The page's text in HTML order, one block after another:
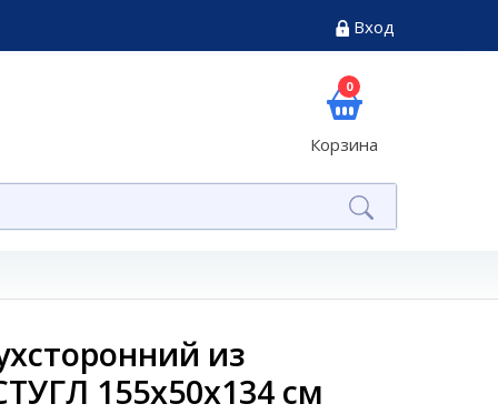
Вход
0
Корзина
из
155х50х134 см